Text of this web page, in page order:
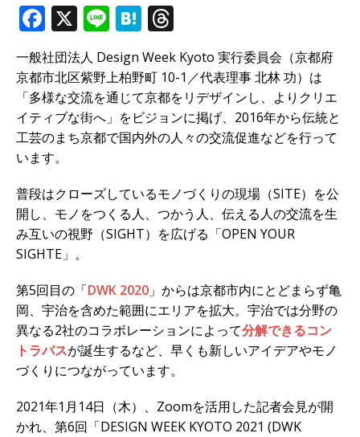
F
a
c
e
b
o
o
k
X Li
n
e
H
at
e
n
a
h
r
e
a
d
一般社団法人 Design Week Kyoto 実行委員会（京都府
京都市北区紫野上柏野町 10-1／代表理事 北林 功）は
「多様な交流を通じて京都をリデザインし、よりクリエ
イティブな街へ」をビジョンに掲げ、2016年から伝統と
工芸のまち京都で国内外の人々の交流促進などを行って
います。
普段はクローズしているモノづくりの現場（SITE）を公
開し、モノをつくる人、つかう人、伝える人の交流を生
み互いの視野（SIGHT）を広げる「OPEN YOUR
SIGHTE」。
第5回目の「DWK 2020 」からは京都市内にとどまらず⻲
岡、宇治を含めた範囲にエリアを拡大。宇治では分野の
異なる2社のコラボレーションによって分解できるコン
トラバスが誕生するなど、早くも新しいアイデアやモノ
づくりにつながっています。
2021年1月14日（木）、Zoomを活用した記者会見が開
かれ、第6回「DESIGN WEEK KYOTO 2021 (DWK